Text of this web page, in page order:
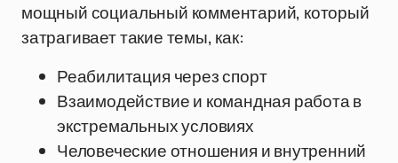
мощный социальный комментарий, который
затрагивает такие темы, как:
Реабилитация через спорт
Взаимодействие и командная работа в
экстремальных условиях
Человеческие отношения и внутренний